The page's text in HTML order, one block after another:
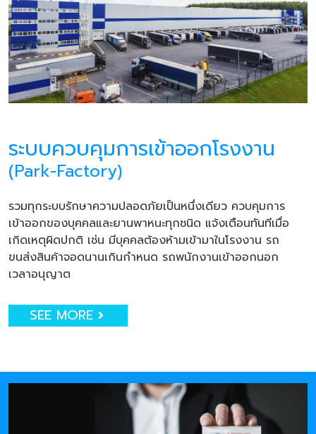
ระบบควบคุมการเข้าออกโรงงาน
(Park-Factory)
รวมทุกระบบรักษาความปลอดภัยเป็นหนึ่งเดียว ควบคุมการ
เข้าออกของบุคคลและยานพาหนะทุกชนิด แจ้งเตือนทันทีเมื่อ
เกิดเหตุผิดปกติ เช่น มีบุคคลต้องห้ามเข้ามาในโรงงาน รถ
ขนส่งสินค้าจอดนานเกินกำหนด รถพนักงานเข้าออกนอก
เวลาอนุญาต
SEE MORE